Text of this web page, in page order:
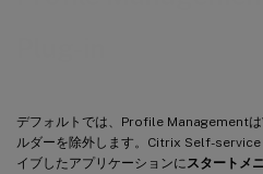
デフォルトでは、Profile Management
ルダーを除外します。Citrix Self-
イブしたアプリケーションに スタートメ